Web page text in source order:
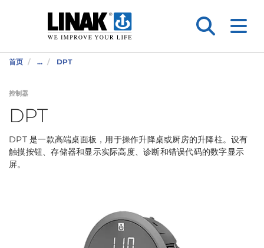
首页 ... DPT
控制器
DPT
DPT 是一款高端桌面板，用于操作升降桌或厨房的升降柱。设有
触摸按钮、存储器和显示实际高度、诊断和错误代码的数字显示
屏。